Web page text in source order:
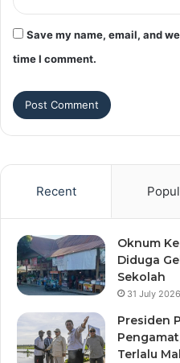
Save my name, email, and
time I comment.
Recent
Oknum
Diduga
Sekolah
31 July 2026
Presiden
Terlalu